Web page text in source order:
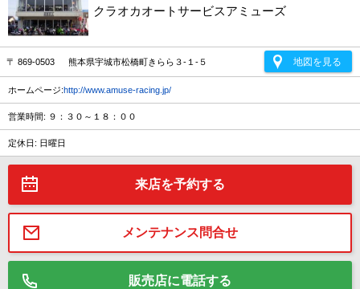
クラオカオートサービスアミューズ
〒 869-0503 熊本県宇城市松橋町きらら３-１-５ 地図を見る
ホームページ:http://www.amuse-racing.jp/
営業時間: ９：３０～１８：００
定休日: 日曜日
来店を予約する
メンテナンス問合せ
販売店に電話する